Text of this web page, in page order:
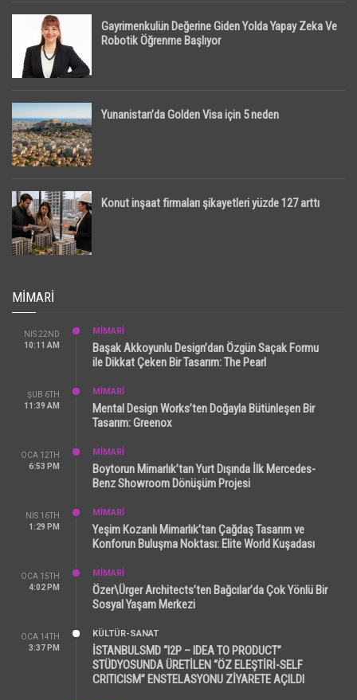
Gayrimenkulün Değerine Giden Yolda Yapay Zeka Ve
Robotik Öğrenme Başlıyor
Yunanistan’da Golden Visa için 5 neden
Konut inşaat firmaları şikayetleri yüzde 127 arttı
MIMARI
NIS 22ND
10:11 AM
MİMARİ
Başak Akkoyunlu Design’dan Özgün Saçak Formu
ile Dikkat Çeken Bir Tasarım: The Pearl
ŞUB 6TH
11:39 AM
MİMARİ
Mental Design Works’ten Doğayla Bütünleşen Bir
Tasarım: Greenox
OCA 12TH
6:53 PM
MİMARİ
Boytorun Mimarlık’tan Yurt Dışında İlk Mercedes-
Benz Showroom Dönüşüm Projesi
NIS 16TH
1:29 PM
MİMARİ
Yeşim Kozanlı Mimarlık’tan Çağdaş Tasarım ve
Konforun Buluşma Noktası: Elite World Kuşadası
OCA 15TH
4:02 PM
MİMARİ
Özer\Ürger Architects’ten Bağcılar’da Çok Yönlü Bir
Sosyal Yaşam Merkezi
OCA 14TH
3:37 PM
KÜLTÜR-SANAT
İSTANBULSMD “I2P – IDEA TO PRODUCT”
STÜDYOSUNDA ÜRETİLEN “ÖZ ELEŞTİRİ-SELF
CRITICISM” ENSTELASYONU ZİYARETE AÇILDI